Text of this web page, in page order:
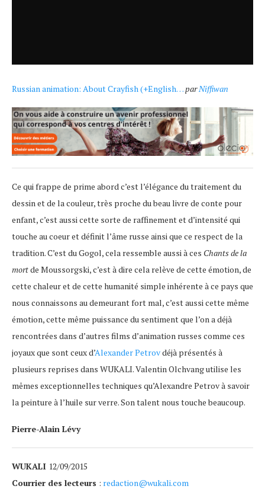
Russian animation: About Crayfish (+English…parNiffiwan
Ce qui frappe de prime abord c’est l’élégance du traitement du
dessin et de la couleur, très proche du beau livre de conte pour
enfant, c’est aussi cette sorte de raffinement et d’intensité qui
touche au coeur et définit l’âme russe ainsi que ce respect de la
tradition. C’est du Gogol, cela ressemble aussi à ces Chants de la
mortde Moussorgski, c’est à dire cela relève de cette émotion, de
cette chaleur et de cette humanité simple inhérente à ce pays que
nous connaissons au demeurant fort mal, c’est aussi cette même
émotion, cette même puissance du sentiment que l’on a déjà
rencontrées dans d’autres films d’animation russes comme ces
joyaux que sont ceux d’Alexander Petrovdéjà présentés à
plusieurs reprises dans WUKALI. Valentin Olchvang utilise les
mêmes exceptionnelles techniques qu’Alexandre Petrov à savoir
la peinture à l’huile sur verre. Son talent nous touche beaucoup.
Pierre-Alain Lévy
WUKALI 12/09/2015
Courrier des lecteurs : redaction@wukali.com